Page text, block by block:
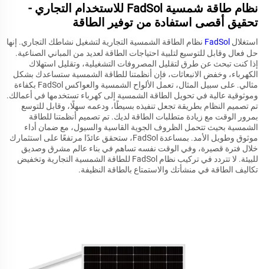
نظام طاقة شمسية FadSol للاستخدام التجاري -
تحقيق أقصى استفادة من توفير الطاقة
استغلالFadSolنظام الطاقة الشمسية التجارية لتشغيل نشاطك التجاري. إنها
حل فعال وقابل للتوسيع لتلبية احتياجات الطاقة لعديد من المباني الصناعية.
إذا كنت تبحث عن طرق لتقليل المصروفات التشغيلية، وتقليل استهلاك
الكهرباء، وخفض الانبعاثات، فإن أنظمتنا للطاقة الشمسية ستساعدك بشكل
مثالي. على سبيل المثال، تعمل الألواح الشمسية والعواكس FadSol بكفاءة
وموثوقية عالية في تحويل الطاقة الشمسية إلى كهرباء تستخدمها في أعمالك.
تم تصميم النظام بطريقة تجعل تنفيذه بسيطًا، ودعمه سهلًا، وقابل للتوسع
بمرور الوقت مع زيادة متطلبات الطاقة لديك. تم تصميم أنظمتنا للطاقة
الشمسية بحيث تتحمل الظروف الجوية القاسية والسيول، مع ضمان أداء
موثوق وطويل الأمد. بمساعدة FadSol، ستحقق عائدًا مرتفعًا على استثمارك
خلال فترة قصيرة، وفي الوقت نفسه تساهم في بناء عالم مشرق وصديق
للبيئة. لا تتردد في تركيب نظام FadSol للطاقة الشمسية التجارية وتخفيض
تكاليف الطاقة في منشأتك والاستمتاع بالطاقة النظيفة.